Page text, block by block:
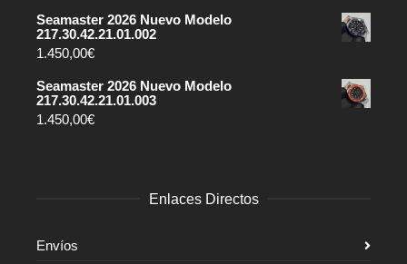
Seamaster 2026 Nuevo Modelo
217.30.42.21.01.002
1.450,00€
Seamaster 2026 Nuevo Modelo
217.30.42.21.01.003
1.450,00€
Enlaces Directos
Envíos